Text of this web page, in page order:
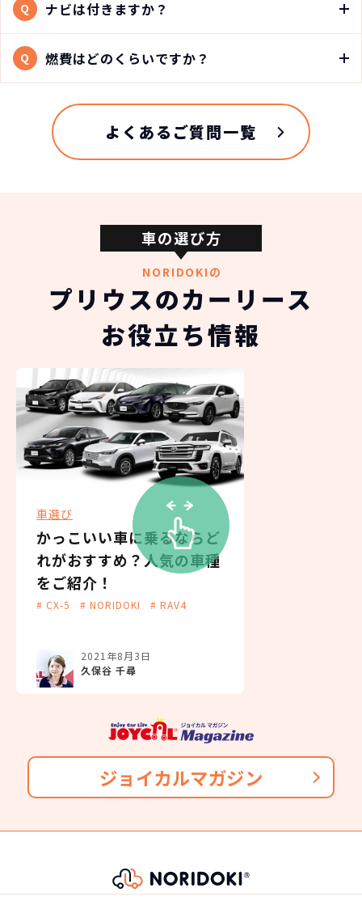
Q ナビは付きますか？
Q 燃費はどのくらいですか？
よくあるご質問一覧
車の選び方
NORIDOKIの
プリウスのカーリース
お役立ち情報
車選び
かっこいい車に乗るならど
れがおすすめ？人気の車種
をご紹介！
# CX-5 # NORIDOKI # RAV4
2021年8月3日
久保谷 千尋
ジョイカルマガジン